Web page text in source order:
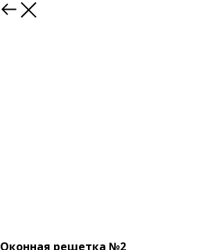
Каталог
Оконная решетка №2